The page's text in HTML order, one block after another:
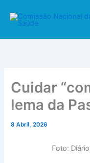
Cuidar
lema da
8 Abril, 2026
Foto:
r